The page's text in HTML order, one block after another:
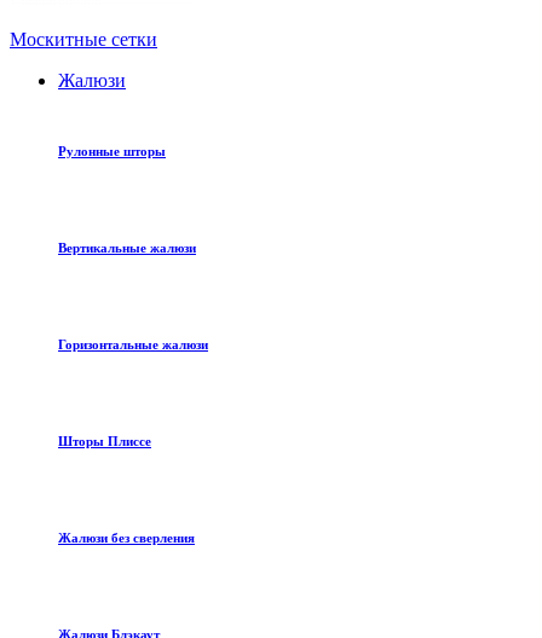
Москитные сетки
Жалюзи
Рулонные шторы
Вертикальные жалюзи
Горизонтальные жалюзи
Шторы Плиссе
Жалюзи без сверления
Жалюзи Блэкаут